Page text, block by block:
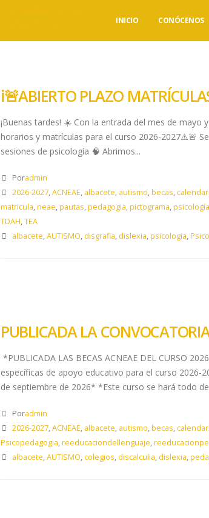
INICIO CONÓCENOS
ℹ️🚨ABIERTO PLAZO
¡Buenas tardes! ☀️ Con la entrada del mes de
horarios y matrículas para el curso 2026-2027⚠️🚨
sesiones de psicología 🧠 Abrimos...
Poradmin
2026-2027,ACNEAE, albacete, autismo,becas,
matricula,neae,pautas,pedagogia,pictograma,psicología
TDAH,TEA
albacete,AUTISMO, disgrafia, dislexia,psicologia,
PUBLICADA LA
*PUBLICADA LAS BECAS ACNEAE DEL CURSO
específicas de apoyo educativo para el curso 2026-
de septiembre de 2026* *Este curso se hará todo de
Poradmin
2026-2027,ACNEAE, albacete, autismo,becas,
Psicopedagogia,reeducaciondellenguaje,
albacete,AUTISMO,colegios, discalculia, dislexia,